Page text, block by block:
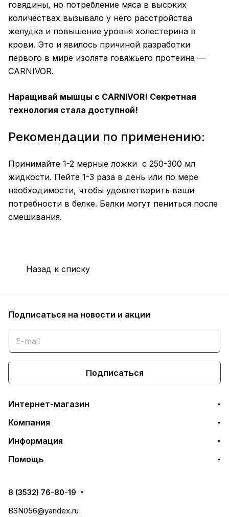
говядины, но потребление мяса в высоких
количествах вызывало у него расстройства
желудка и повышение уровня холестерина в
крови. Это и явилось причиной разработки
первого в мире изолята говяжьего протеина —
CARNIVOR.
Наращивай мышцы с CARNIVOR! Секретная
технология стала доступной!
Рекомендации по применению:
Принимайте 1-2 мерные ложки с 250-300 мл
жидкости. Пейте 1-3 раза в день или по мере
необходимости, чтобы удовлетворить ваши
потребности в белке. Белки могут пениться после
смешивания.
Назад к списку
Подписаться на новости и акции
Подписаться
Интернет-магазин
Компания
Информация
Помощь
8 (3532) 76-80-19
BSN056@yandex.ru